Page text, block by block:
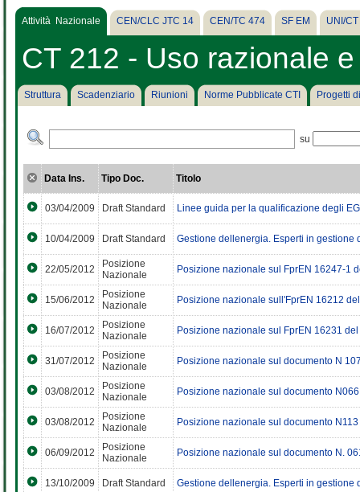
Attività Nazionale CEN/CLC JTC 14 CEN/TC 474 SF EM UNI/
CT 212 - Uso razionale
Struttura Scadenziario Riunioni Norme Pubblicate CTI Progetti
su
Data Ins. Tipo Doc. Titolo
03/04/2009 Draft Standard Linee guida per la qualificazione degli
10/04/2009 Draft Standard Gestione dellenergia. Esperti in
22/05/2012
Posizione
Nazionale
Posizione nazionale sul FprEN 16247-1
15/06/2012
Posizione
Nazionale
Posizione nazionale sull'FprEN 16212
16/07/2012
Posizione
Nazionale
Posizione nazionale sul FprEN 16231
31/07/2012
Posizione
Nazionale
Posizione nazionale sul documento N
03/08/2012
Posizione
Nazionale
Posizione nazionale sul documento
03/08/2012
Posizione
Nazionale
Posizione nazionale sul documento
06/09/2012
Posizione
Nazionale
Posizione nazionale sul documento N.
13/10/2009 Draft Standard Gestione dellenergia. Esperti in